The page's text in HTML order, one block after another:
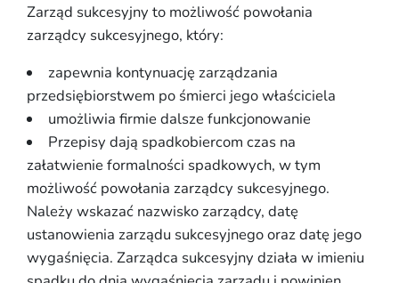
Zarząd sukcesyjny to możliwość powołania
zarządcy sukcesyjnego, który:
zapewnia kontynuację zarządzania
przedsiębiorstwem po śmierci jego właściciela
umożliwia firmie dalsze funkcjonowanie
Przepisy dają spadkobiercom czas na
załatwienie formalności spadkowych, w tym
możliwość powołania zarządcy sukcesyjnego.
Należy wskazać nazwisko zarządcy, datę
ustanowienia zarządu sukcesyjnego oraz datę jego
wygaśnięcia. Zarządca sukcesyjny działa w imieniu